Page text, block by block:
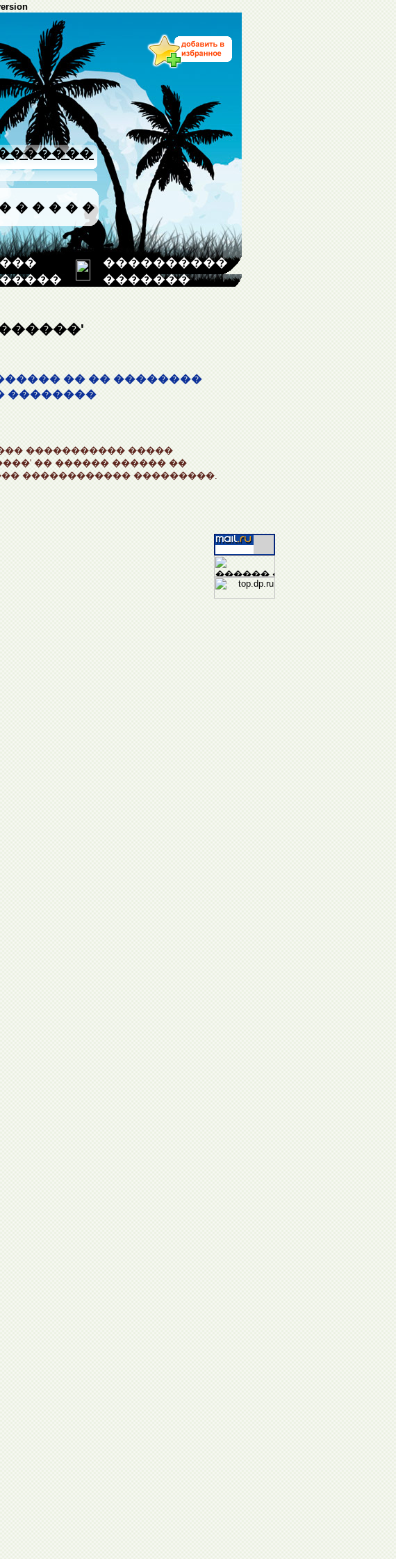
� � � � �
����������
�������
�� �� ��������
��������
����������� �����
�� ������ ������ ��
������������ ���������.